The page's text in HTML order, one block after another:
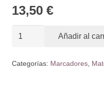
13,50 €
Portaminas
minas
Añadir al
Categorías: Marcadores,